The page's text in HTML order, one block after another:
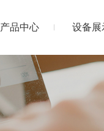
产品中心 设备展